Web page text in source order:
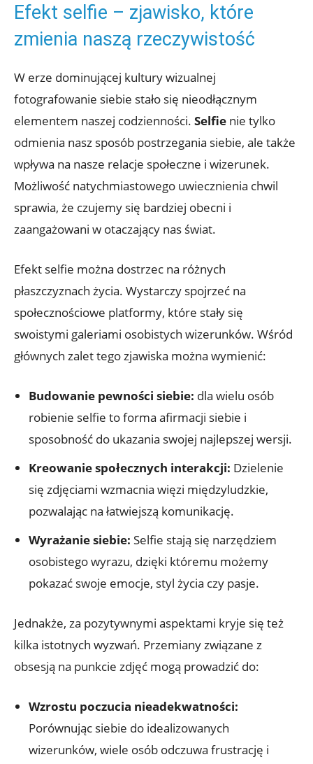
Efekt selfie – zjawisko, które
zmienia⁢ naszą ‌rzeczywistość
W erze dominującej kultury wizualnej
fotografowanie siebie stało⁢ się nieodłącznym
⁣elementem naszej codzienności. Selfie nie tylko
odmienia nasz sposób postrzegania siebie, ale także
wpływa na nasze relacje‌ społeczne i wizerunek.
Możliwość natychmiastowego uwiecznienia chwil
sprawia, że ⁢czujemy się bardziej obecni i
zaangażowani‍ w otaczający nas świat.
Efekt selfie można dostrzec na różnych ​
płaszczyznach życia. Wystarczy spojrzeć na
społecznościowe⁣ platformy, które stały się
swoistymi galeriami osobistych wizerunków.‌ Wśród
głównych zalet tego zjawiska można wymienić:
Budowanie pewności siebie: dla wielu osób
robienie selfie to forma afirmacji siebie i‌
sposobność do ukazania swojej‍ najlepszej wersji.
Kreowanie społecznych interakcji: Dzielenie
się zdjęciami⁤ wzmacnia więzi⁢ międzyludzkie,
pozwalając na łatwiejszą komunikację.
Wyrażanie siebie: Selfie stają się narzędziem
osobistego wyrazu, dzięki któremu możemy
pokazać swoje emocje, styl życia czy pasje.
Jednakże, za pozytywnymi ​aspektami⁣ kryje się też
kilka istotnych wyzwań. Przemiany związane z
⁣obsesją na ⁤punkcie zdjęć mogą prowadzić do:
Wzrostu poczucia⁢ nieadekwatności:
Porównując ​siebie do idealizowanych
wizerunków, wiele osób ⁣odczuwa frustrację ⁢i